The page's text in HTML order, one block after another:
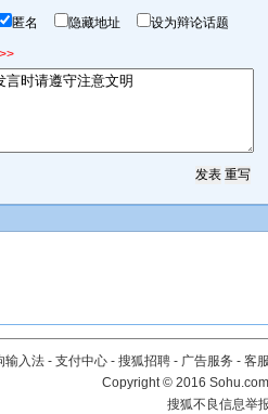
匿名 隐藏地址 设为辩论话题
输入法 - 支付中心 - 搜狐招聘 - 广告服务 - 客
Copyright©2016
搜狐不良信息举